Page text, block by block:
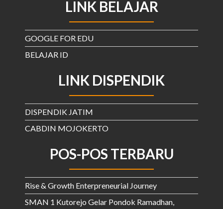
LINK BELAJAR
GOOGLE FOR EDU
BELAJAR ID
LINK DISPENDIK
DISPENDIK JATIM
CABDIN MOJOKERTO
POS-POS TERBARU
Rise & Growth Enterpreneurial Journey
SMAN 1 Kutorejo Gelar Pondok Ramadhan,